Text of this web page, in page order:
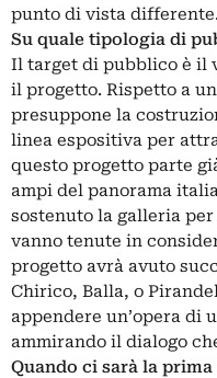
punto di vista
Su quale tipologia di
Il target di pubblico è il
il progetto. Rispetto a
presuppone la
linea espositiva per
questo progetto parte
ampi del panorama
sostenuto la galleria
vanno tenute in
progetto avrà avuto
Chirico, Balla, o
appendere un’opera di
ammirando il dialogo
Quando ci sarà la prima